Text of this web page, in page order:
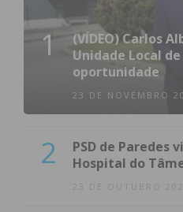
1
(VÍDEO) Carlos
Unidade Local
oportunidade
23 DE NOVEMBRO
2
PSD de Paredes
Hospital do
23 DE OUTUBRO